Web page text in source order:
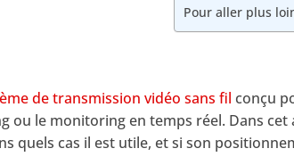
Pour aller plus
de transmission vidéo sans fil conçu
ou le monitoring en temps réel. Dans
quels cas il est utile, et si son